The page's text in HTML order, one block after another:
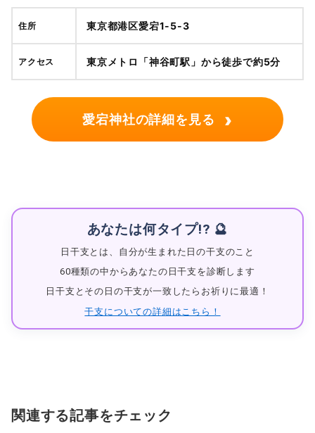
住所 東京都港区愛宕1-5-3
アクセス 東京メトロ「神谷町駅」から徒歩で約5分
愛宕神社の詳細を見る ›
あなたは何タイプ!? 🔮
日干支とは、自分が生まれた日の干支のこと
60種類の中からあなたの日干支を診断します
日干支とその日の干支が一致したらお祈りに最適！
干支についての詳細はこちら！
関連する記事をチェック